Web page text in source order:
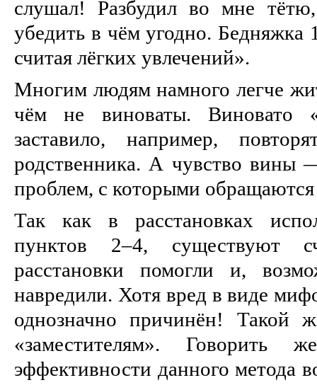
слушал! Разбудил во мне
убедить в чём угодно. Бедняжка
считая лёгких увлечений».
Многим людям намного легче
чём не виноваты. Виновато
заставило, например,
родственника. А чувство вины
проблем, с которыми
Так как в расстановках
пунктов 2–4, существуют
расстановки помогли и,
навредили. Хотя вред в виде
однозначно причинён! Такой
«заместителям». Говорить
эффективности данного метода